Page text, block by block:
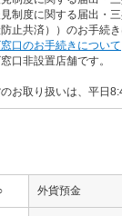
制度に関する届出・
防止共済））のお手続
口のお手続きについて
口非設置店舗です。
のお取り扱いは、平日
外貨預金